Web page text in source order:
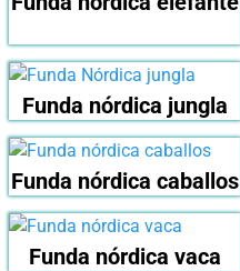
Funda nórdica jungla
Funda nórdica caballos
Funda nórdica vaca